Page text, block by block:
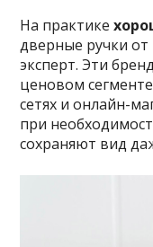
На практике
дверные ручки от
эксперт. Эти
ценовом
сетях и онлайн-
при
сохраняют вид